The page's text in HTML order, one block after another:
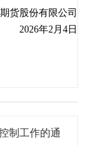
货股份有限公司
2026年2月 4日
制工作的通